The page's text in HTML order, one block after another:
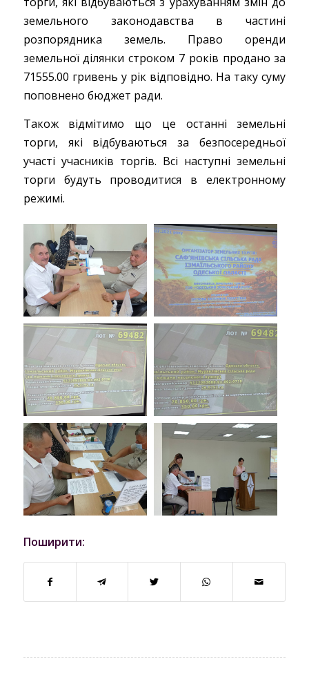
земельного законодавства в частині
розпорядника земель. Право оренди
земельної ділянки строком 7 років продано за
71555.00 гривень у рік відповідно. На таку суму
поповнено бюджет ради.
Також відмітимо що це останні земельні
торги, які відбуваються за безпосередньої
участі учасників торгів. Всі наступні земельні
торги будуть проводитися в електронному
режимі.
Поширити: